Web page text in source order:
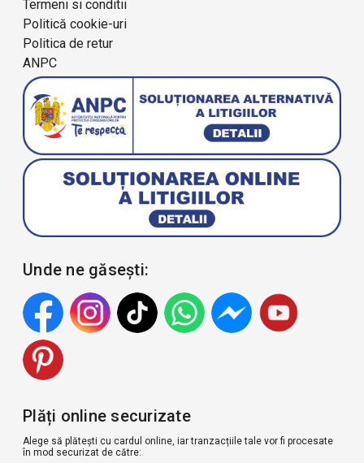
Termeni si conditii
Politică cookie-uri
Politica de retur
ANPC
Unde ne găsești:
Plăți online securizate
Alege să plătești cu cardul online, iar tranzacțiile tale vor fi procesate
în mod securizat de către: